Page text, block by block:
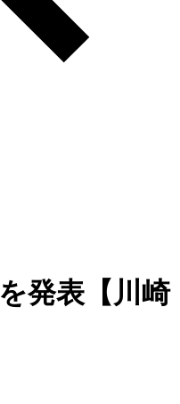
発表【川崎